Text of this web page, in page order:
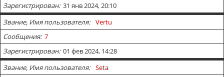
Зарегистрирован 31 янв 2024, 20:10
Звание, Имя пользователя
Vertu
Сообщения 7
Зарегистрирован 01 фев 2024, 14:28
Звание, Имя пользователя
Seta